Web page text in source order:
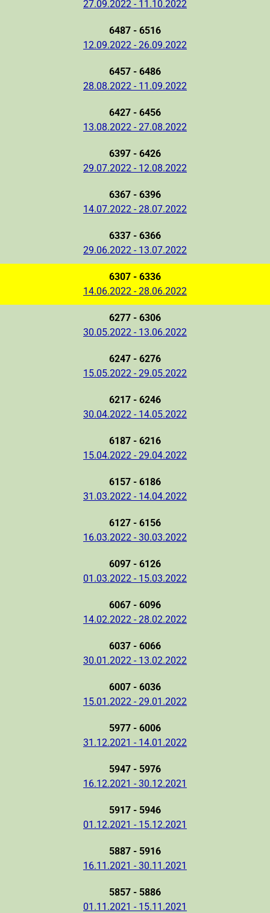
27.09.2022 - 11.10.2022
6487 - 6516
12.09.2022 - 26.09.2022
6457 - 6486
28.08.2022 - 11.09.2022
6427 - 6456
13.08.2022 - 27.08.2022
6397 - 6426
29.07.2022 - 12.08.2022
6367 - 6396
14.07.2022 - 28.07.2022
6337 - 6366
29.06.2022 - 13.07.2022
6307 - 6336
14.06.2022 - 28.06.2022
6277 - 6306
30.05.2022 - 13.06.2022
6247 - 6276
15.05.2022 - 29.05.2022
6217 - 6246
30.04.2022 - 14.05.2022
6187 - 6216
15.04.2022 - 29.04.2022
6157 - 6186
31.03.2022 - 14.04.2022
6127 - 6156
16.03.2022 - 30.03.2022
6097 - 6126
01.03.2022 - 15.03.2022
6067 - 6096
14.02.2022 - 28.02.2022
6037 - 6066
30.01.2022 - 13.02.2022
6007 - 6036
15.01.2022 - 29.01.2022
5977 - 6006
31.12.2021 - 14.01.2022
5947 - 5976
16.12.2021 - 30.12.2021
5917 - 5946
01.12.2021 - 15.12.2021
5887 - 5916
16.11.2021 - 30.11.2021
5857 - 5886
01.11.2021 - 15.11.2021